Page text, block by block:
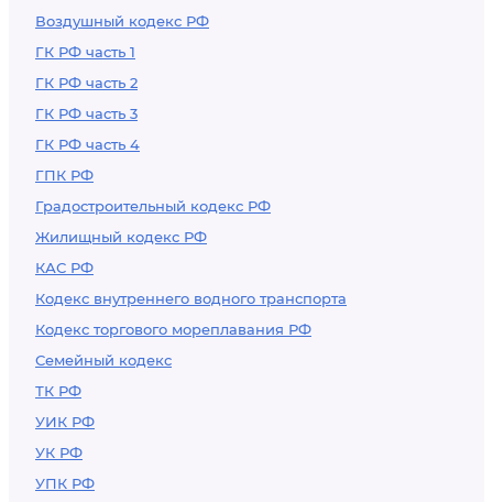
Воздушный кодекс РФ
ГК РФ часть 1
ГК РФ часть 2
ГК РФ часть 3
ГК РФ часть 4
ГПК РФ
Градостроительный кодекс РФ
Жилищный кодекс РФ
КАС РФ
Кодекс внутреннего водного транспорта
Кодекс торгового мореплавания РФ
Семейный кодекс
ТК РФ
УИК РФ
УК РФ
УПК РФ